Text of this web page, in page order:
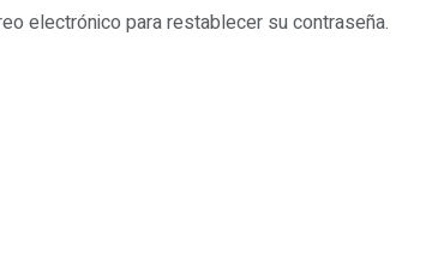
electrónico para restablecer su contraseña.